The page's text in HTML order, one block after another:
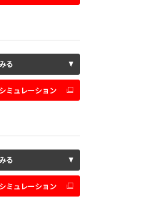
る
ミュレーション
る
ミュレーション